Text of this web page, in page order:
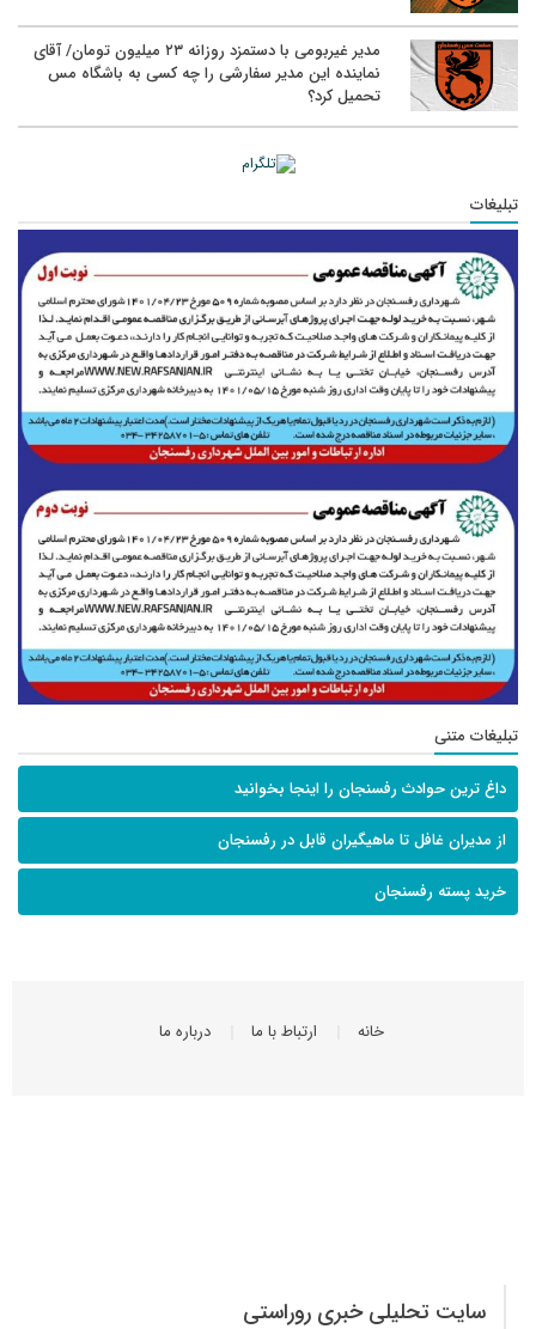
مدیر غیربومی با دستمزد روزانه ۲۳ میلیون تومان/ آقای
نماینده این مدیر سفارشی را چه کسی به باشگاه مس
تحمیل کرد؟
تبلیغات
تبلیغات متنی
داغ ترین حوادث رفسنجان را اینجا بخوانید
از مدیران غافل تا ماهیگیران قابل در رفسنجان
خرید پسته رفسنجان
خانه ارتباط با ما درباره ما
سایت تحلیلی خبری روراستی